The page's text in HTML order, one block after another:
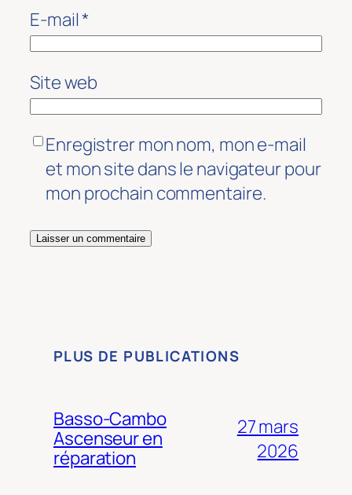
E-mail*
Site web
Enregistrer mon nom, mon e-mail
et mon site dans le navigateur pour
mon prochain commentaire.
PLUS DE PUBLICATIONS
Basso-Cambo
Ascenseur en
réparation
27 mars
2026